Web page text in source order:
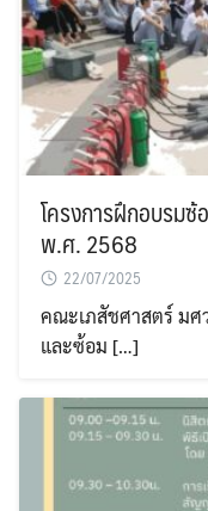
Search
โครงการฝึกอบรมซ้
พ.ศ. 2568
22/07/2025
คณะเภสัชศาสตร์ มศ
และซ้อม […]